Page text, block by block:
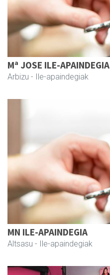
Mª JOSE ILE-APAINDEGIA
Arbizu - Ile-apaindegiak
MN ILE-APAINDEGIA
Altsasu - Ile-apaindegiak